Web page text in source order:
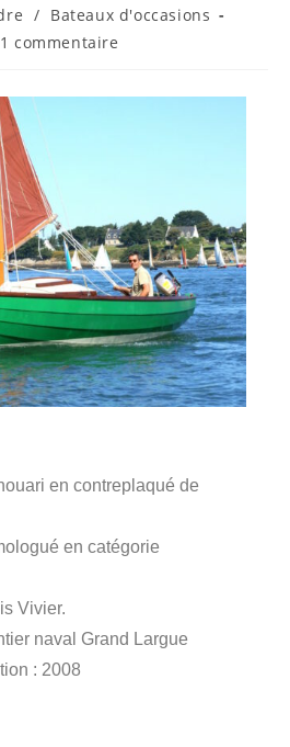
/ Bateaux d'occasions
1 commentaire
en contreplaqué de
en catégorie
Vivier.
naval Grand Largue
: 2008